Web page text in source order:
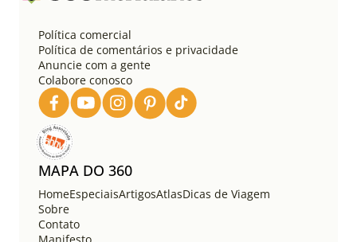
Política comercial
Política de comentários e privacidade
Anuncie com a gente
Colabore conosco
MAPA DO 360
HomeEspeciaisArtigosAtlasDicas de Viagem
Sobre
Contato